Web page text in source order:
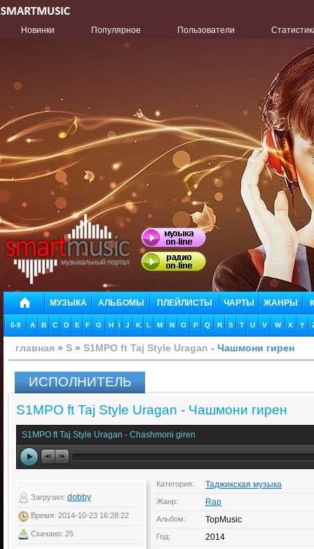
Новинки Популярное Пользователи
МУЗЫКА АЛЬБОМЫ ПЛЕЙЛИСТЫ ЧАРТЫ ЖАНРЫ
0-9 A B C D E F G H I J K L M N O P Q R S T U V W X Y
главная » S » S1MPO ft Taj Style Uragan - Чашмони гирен
ИСПОЛНИТЕЛЬ
S1MPO ft Taj Style Uragan - Чашмони гирен
S1MPO ft Taj Style Uragan - Chashmoni giren
Загрузил: dobby
Время: 2014-10-23 16:28:22
Скачано: 25
Категория: Таджикская музыка
Жанр: Rap
Альбом: TopMusic
Год: 2014